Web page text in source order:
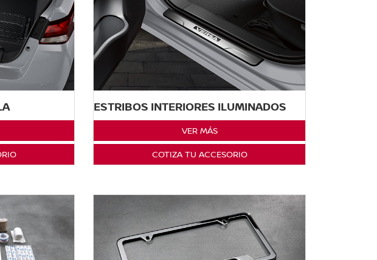
ESTRIBOS INTERIORES ILUMINADOS
VER MÁS
COTIZA TU ACCESORIO